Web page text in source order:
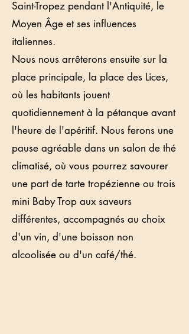
Saint-Tropez pendant l'Antiquité, le
Moyen Âge et ses influences
italiennes.
Nous nous arrêterons ensuite sur la
place principale, la place des Lices,
où les habitants jouent
quotidiennement à la pétanque avant
l'heure de l'apéritif. Nous ferons une
pause agréable dans un salon de thé
climatisé, où vous pourrez savourer
une part de tarte tropézienne ou trois
mini Baby Trop aux saveurs
différentes, accompagnés au choix
d'un vin, d'une boisson non
alcoolisée ou d'un café/thé.